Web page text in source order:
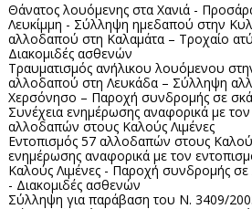
Θάνατος λουόμενης στα Χανιά -
Λευκίμμη - Σύλληψη ημεδαπού στην
αλλοδαπού στη Καλαμάτα – Τροχαίο
Διακομιδές ασθενών
Τραυματισμός ανήλικου λουόμενου
αλλοδαπού στη Λευκάδα – Σύλληψη
Χερσόνησο – Παροχή συνδρομής σε
Συνέχεια ενημέρωσης αναφορικά με
αλλοδαπών στους Καλούς Λιμένες
Εντοπισμός 57 αλλοδαπών στους
ενημέρωσης αναφορικά με τον
Καλούς Λιμένες - Παροχή συνδρομής
- Διακομιδές ασθενών
Σύλληψη για παράβαση του Ν. 3409/